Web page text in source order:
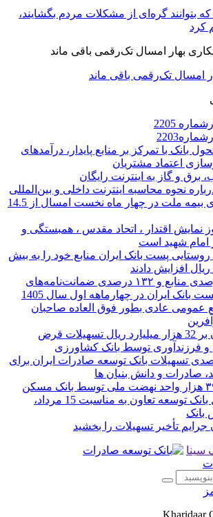
که بتوانند گره‌ای از مشکلات مردم بگشایند،
کرد
امسال تک‌رقمی باقی ماند
2205
بانک با تمرکز بر منابع پایدار، درآمدهای
اعتماد مشتریان
برق و گاز به اینترنت رایگان
نحوه محاسبه اینترنت داخلی و بین‌المللی
حق بیمه تولیدی بیمه ملت در چهار ماه نخست امسال از 14.5
نمایش اقتدار ، اتحاد مقدس ، همبستگی و
امام شهید است
روستایی پست بانک ایران منابع خود را به بیش
افزایش ۷۰ درصدی منابع و ۱۳۲ درصدی ضمانت‌نامه‌های
بانک ایران در چهارماهه اول سال 1405
عمومی عادی بطور فوق العاده صاحبان
پرداخت افزون بر 32 هزار میلیارد ریال تسهیلات قرض
و فرزندآوری توسط بانک کشاورزی
40 درصدی تسهیلات بانک توسعه صادرات ایران برای
صادرات و دانش بنیان ها
پیام مدیرعامل بانک توسعه تعاون به مناسبت 15 مرداد،
بانک
جرایم تأخیر تسهیلات را بخشید
Kharidaar